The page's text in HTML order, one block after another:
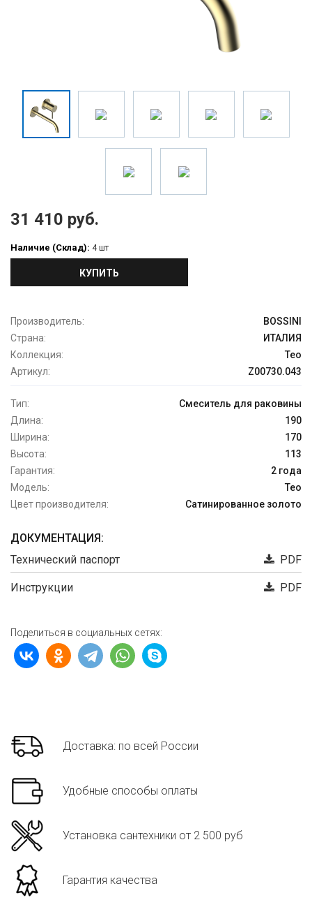
31 410 руб.
Наличие (Склад): 4 шт
КУПИТЬ
Производитель:
BOSSINI
Страна:
ИТАЛИЯ
Коллекция:
Teo
Артикул:
Z00730.043
Тип:
Смеситель для раковины
Длина:
190
Ширина:
170
Высота:
113
Гарантия:
2 года
Модель:
Teo
Цвет производителя:
Сатинированное золото
ДОКУМЕНТАЦИЯ:
Технический паспорт
PDF
Инструкции PDF
Поделиться в социальных сетях:
Доставка: по всей России
Удобные способы оплаты
Установка сантехники от 2 500 руб
Гарантия качества